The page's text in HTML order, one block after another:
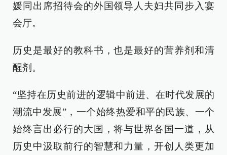
媛同出席招待会的外国领导人夫妇共同步入宴
会厅。
历史是最好的教科书，也是最好的营养剂和清
醒剂。
“坚持在历史前进的逻辑中前进、在时代发展的
潮流中发展”，一个始终热爱和平的民族、一个
始终言出必行的大国，将与世界各国一道，从
历史中汲取前行的智慧和力量，开创人类更加